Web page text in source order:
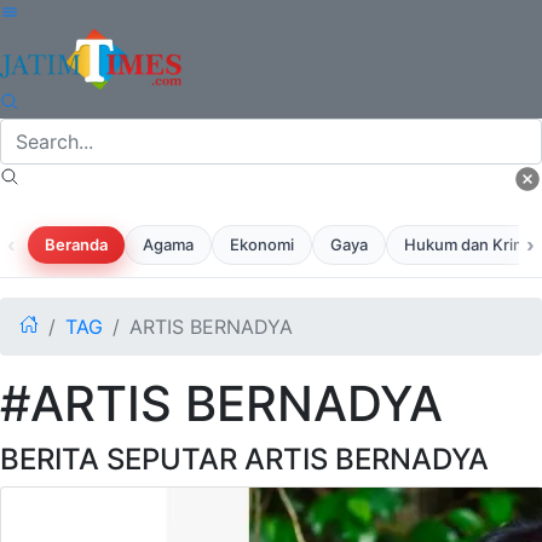
‹ Beranda Agama Ekonomi Gaya Hukum dan ›
TAG ARTIS BERNADYA
#ARTIS BERNADYA
BERITA SEPUTAR ARTIS BERNADYA